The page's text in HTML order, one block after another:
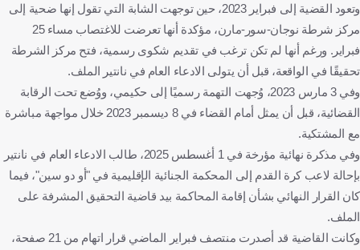
وتعود القضية إلى فبراير 2023، حين توجهت الشابة التي تقول إنها ضحية إلى
مركز شرطة نوجان-سور-مارن، مؤكدة أنها تعرضت للاغتصاب مساء 25
فبراير. ورغم أنها لم تكن ترغب في تقديم شكوى رسمية، فتح مركز الشرطة
تحقيقًا في الواقعة، قبل أن يتولى الادعاء العام في نانتير الملف.
وفي 3 مارس 2023، وُجهت التهمة رسميًا إلى حكيمي، ووُضع تحت الرقابة
القضائية، قبل أن يمثل أمام القضاء في 8 ديسمبر 2023 خلال مواجهة مباشرة
مع المشتكية.
وفي مذكرة نهائية مؤرخة في 1 أغسطس 2025، طالب الادعاء العام في نانتير
بإحالة لاعب كرة القدم إلى المحكمة الجنائية الإقليمية في "أو دو سين"، فيما
كان القرار النهائي بشأن إقامة المحاكمة بيد قاضية التحقيق المشرفة على
الملف.
وكانت القاضية قد أصدرت منتصف فبراير الماضي قرار اتهام من 21 صفحة،